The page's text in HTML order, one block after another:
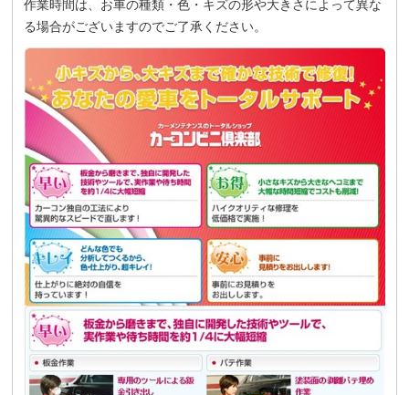
作業時間は、お車の種類・色・キズの形や大きさによって異な
る場合がございますのでご了承ください。